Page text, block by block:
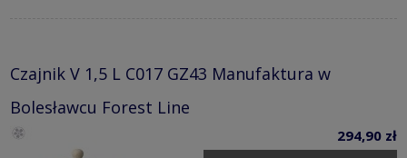
Czajnik V 1,5 L C017 GZ43 Manufaktura w
Bolesławcu Forest Line
294,90 zł